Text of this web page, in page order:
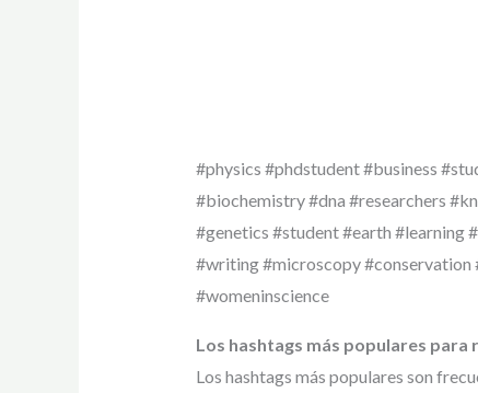
#physics #phdstudent #business
#biochemistry #dna #researchers
#genetics #student #earth #learning
#writing #microscopy #conservation
#womeninscience
Los hashtags más populares para
Los hashtags más populares son